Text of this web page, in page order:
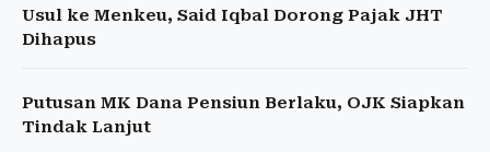
Usul ke Menkeu, Said Iqbal Dorong Pajak JHT
Dihapus
Putusan MK Dana Pensiun Berlaku, OJK Siapkan
Tindak Lanjut